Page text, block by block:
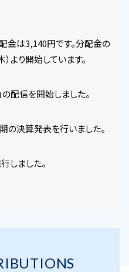
金は3,140円です。分配金の
より開始しています。
配信を開始しました。
決算発表を行いました。
しました。